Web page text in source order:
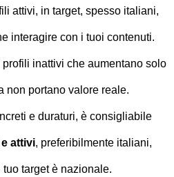
attivi, in target, spesso italiani,
interagire con i tuoi contenuti.
profili inattivi che aumentano solo
non portano valore reale.
e duraturi, è consigliabile
attivi, preferibilmente italiani,
target è nazionale.